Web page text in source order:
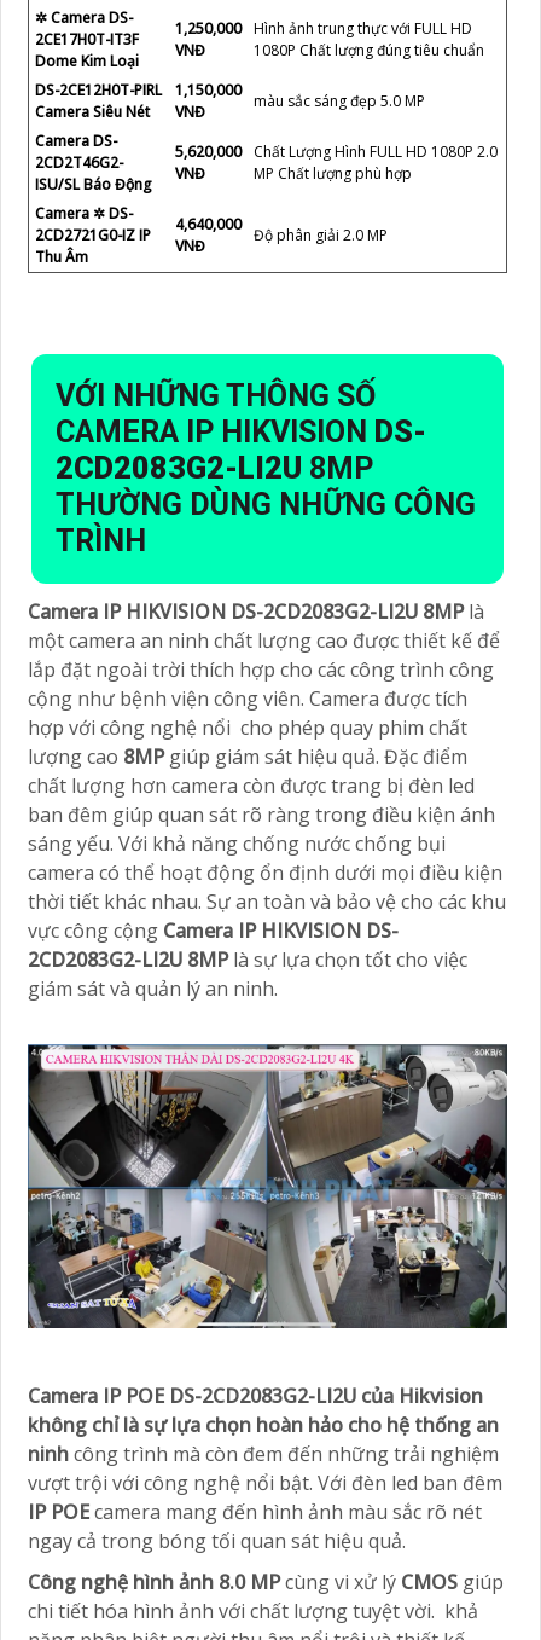
✲ Camera DS-
2CE17H0T-IT3F
Dome Kim Loại
1,250,000
VNĐ
Hình ảnh trung thực với FULL HD
1080P Chất lượng đúng tiêu chuẩn
DS-2CE12H0T-PIRL
Camera Siêu Nét
1,150,000
VNĐ
màu sắc sáng đẹp 5.0 MP
Camera DS-
2CD2T46G2-
ISU/SL Báo Động
5,620,000
VNĐ
Chất Lượng Hình FULL HD 1080P 2.0
MP Chất lượng phù hợp
Camera ✲ DS-
2CD2721G0-IZ IP
Thu Âm
4,640,000
VNĐ
Độ phân giải 2.0 MP
VỚI NHỮNG THÔNG SỐ
CAMERA IP HIKVISION DS-
2CD2083G2-LI2U 8MP
THƯỜNG DÙNG NHỮNG CÔNG
TRÌNH
Camera IP HIKVISION DS-2CD2083G2-LI2U 8MPlà
một camera an ninh chất lượng cao được thiết kế để
lắp đặt ngoài trời thích hợp cho các công trình công
cộng như bệnh viện công viên. Camera được tích
hợp với công nghệ nổi cho phép quay phim chất
lượng cao 8MPgiúp giám sát hiệu quả. Đặc điểm
chất lượng hơn camera còn được trang bị đèn led
ban đêm giúp quan sát rõ ràng trong điều kiện ánh
sáng yếu. Với khả năng chống nước chống bụi
camera có thể hoạt động ổn định dưới mọi điều kiện
thời tiết khác nhau. Sự an toàn và bảo vệ cho các khu
vực công cộng Camera IP HIKVISION DS-
2CD2083G2-LI2U 8MPlà sự lựa chọn tốt cho việc
giám sát và quản lý an ninh.
Camera IP POE DS-2CD2083G2-LI2U của Hikvision
không chỉ là sự lựa chọn hoàn hảo cho hệ thống an
ninhcông trình mà còn đem đến những trải nghiệm
vượt trội với công nghệ nổi bật. Với đèn led ban đêm
IP POEcamera mang đến hình ảnh màu sắc rõ nét
ngay cả trong bóng tối quan sát hiệu quả.
Công nghệ hình ảnh 8.0 MPcùng vi xử lý CMOS giúp
chi tiết hóa hình ảnh với chất lượng tuyệt vời. khả